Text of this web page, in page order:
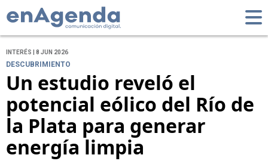
INTERÉS | 8 JUN 2026
DESCUBRIMIENTO
Un estudio reveló el
potencial eólico del Río de
la Plata para generar
energía limpia